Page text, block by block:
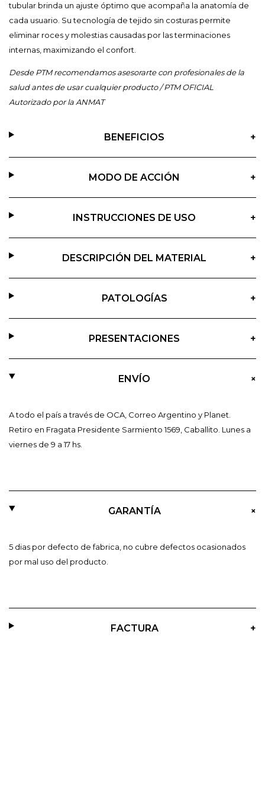
tubular brinda un ajuste óptimo que acompaña la anatomía de
cada usuario. Su tecnología de tejido sin costuras permite
eliminar roces y molestias causadas por las terminaciones
internas, maximizando el confort.
Desde PTM recomendamos asesorarte con profesionales de la
salud antes de usar cualquier producto / PTM OFICIAL
Autorizado por la ANMAT
BENEFICIOS +
MODO DE ACCIÓN +
INSTRUCCIONES DE USO +
DESCRIPCIÓN DEL MATERIAL +
PATOLOGÍAS +
PRESENTACIONES +
ENVÍO +
A todo el país a través de OCA, Correo Argentino y Planet.
Retiro en Fragata Presidente Sarmiento 1569, Caballito. Lunes a
viernes de 9 a 17 hs.
GARANTÍA +
5 dias por defecto de fabrica, no cubre defectos ocasionados
por mal uso del producto.
FACTURA +